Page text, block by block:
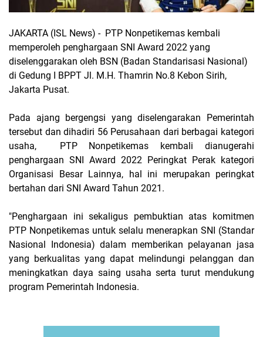
JAKARTA (ISL News) - PTP Nonpetikemas kembali
memperoleh penghargaan SNI Award 2022 yang
diselenggarakan oleh BSN (Badan Standarisasi Nasional)
di Gedung I BPPT Jl. M.H. Thamrin No.8 Kebon Sirih,
Jakarta Pusat.
Pada ajang bergengsi yang diselengarakan Pemerintah
tersebut dan dihadiri 56 Perusahaan dari berbagai kategori
usaha,
PTP Nonpetikemas kembali dianugerahi
penghargaan SNI Award 2022 Peringkat Perak kategori
Organisasi Besar Lainnya, hal ini merupakan peringkat
bertahan dari SNI Award Tahun 2021.
"Penghargaan ini sekaligus pembuktian atas komitmen
PTP Nonpetikemas untuk selalu menerapkan SNI (Standar
Nasional Indonesia) dalam memberikan pelayanan jasa
yang berkualitas yang dapat melindungi pelanggan dan
meningkatkan daya saing usaha serta turut mendukung
program Pemerintah Indonesia.